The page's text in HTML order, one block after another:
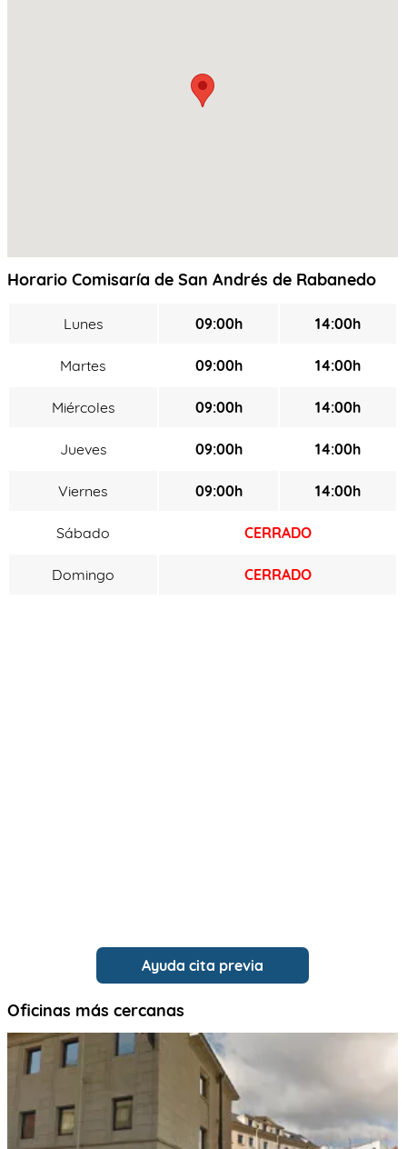
Horario Comisaría de San Andrés de Rabanedo
Lunes 09:00h 14:00h
Martes 09:00h 14:00h
Miércoles 09:00h 14:00h
Jueves 09:00h 14:00h
Viernes 09:00h 14:00h
Sábado CERRADO
Domingo CERRADO
Ayuda cita previa
Oficinas más cercanas